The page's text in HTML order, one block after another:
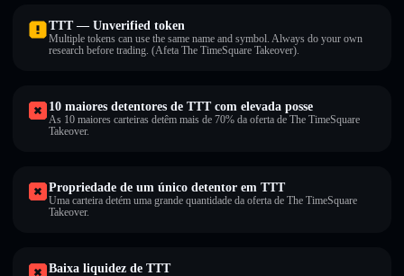
TTT — Unverified token
Multiple tokens can use the same name and symbol. Always do your own
research before trading. (Afeta The TimeSquare Takeover).
10 maiores detentores de TTT com elevada posse
As 10 maiores carteiras detêm mais de 70% da oferta de The TimeSquare
Takeover.
Propriedade de um único detentor em TTT
Uma carteira detém uma grande quantidade da oferta de The TimeSquare
Takeover.
Baixa liquidez de TTT